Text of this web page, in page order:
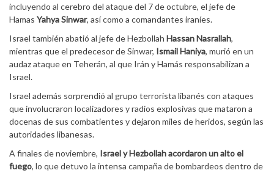
incluyendo al cerebro del ataque del 7 de octubre, el jefe de
Hamas Yahya Sinwar, así como a comandantes iraníes.
Israel también abatió al jefe de Hezbollah Hassan Nasrallah,
mientras que el predecesor de Sinwar, Ismail Haniya, murió en un
audaz ataque en Teherán, al que Irán y Hamás responsabilizan a
Israel.
Israel además sorprendió al grupo terrorista libanés con ataques
que involucraron localizadores y radios explosivas que mataron a
docenas de sus combatientes y dejaron miles de heridos, según las
autoridades libanesas.
A finales de noviembre, Israel y Hezbollah acordaron un alto el
fuego, lo que detuvo la intensa campaña de bombardeos dentro de